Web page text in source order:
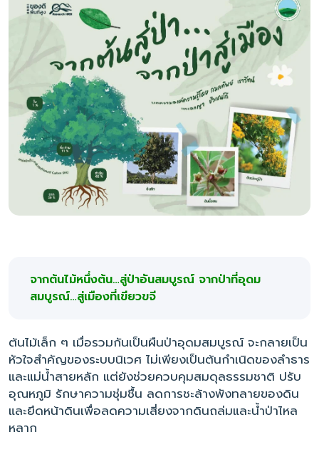
จากต้นไม้หนึ่งต้น…สู่ป่าอันสมบูรณ์ จากป่าที่อุดม
สมบูรณ์…สู่เมืองที่เขียวขจี
ต้นไม้เล็ก ๆ เมื่อรวมกันเป็นผืนป่าอุดมสมบูรณ์ จะกลายเป็น
หัวใจสำคัญของระบบนิเวศ ไม่เพียงเป็นต้นกำเนิดของลำธาร
และแม่น้ำสายหลัก แต่ยังช่วยควบคุมสมดุลธรรมชาติ ปรับ
อุณหภูมิ รักษาความชุ่มชื้น ลดการชะล้างพังทลายของดิน
และยึดหน้าดินเพื่อลดความเสี่ยงจากดินถล่มและน้ำป่าไหล
หลาก